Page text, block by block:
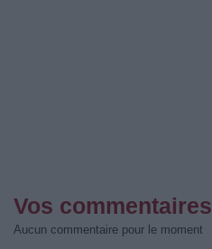
Vos commentaires
Aucun commentaire pour le moment